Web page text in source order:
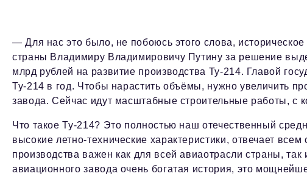
— Для нас это было, не побоюсь этого слова,
страны Владимиру Владимировичу Путину за решение
млрд рублей на развитие производства Ту-214. Главой
Ту-214 в год. Чтобы нарастить объёмы, нужно увеличить
завода. Сейчас идут масштабные строительные работы, с
Что такое Ту-214? Это полностью наш отечественный
высокие летно-технические характеристики, отвечает
производства важен как для всей авиаотрасли страны, так
авиационного завода очень богатая история, это